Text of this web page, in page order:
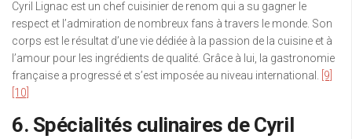
Cyril Lignac est un chef cuisinier de renom qui a su gagner le
respect et l’admiration de nombreux fans à travers le monde. Son
corps est le résultat d’une vie dédiée à la passion de la cuisine et à
l’amour pour les ingrédients de qualité. Grâce à lui, la gastronomie
française a progressé et s’est imposée au niveau international.
[9]
[10]
6. Spécialités culinaires de Cyril